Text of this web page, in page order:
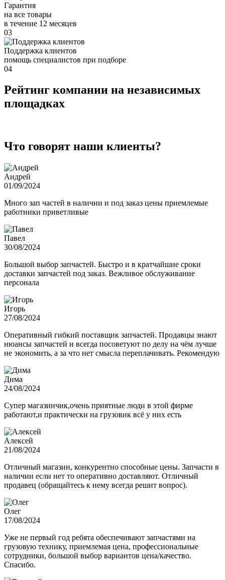
Гарантия
на все товары
в течение 12 месяцев
03
Поддержка клиентов
помощь специалистов при подборе
04
Рейтинг компании на независимых
площадках
Что говорят наши клиенты?
Андрей
01/09/2024
Много зап частей в наличии и под заказ цены приемлемые
работники приветливые
Павел
30/08/2024
Большой выбор запчастей. Быстро и в кратчайшие сроки
доставки запчастей под заказ. Вежливое обслуживание
персонала
Игорь
27/08/2024
Оперативный гибкий поставщик запчастей. Продавцы знают
нюансы запчастей и всегда посоветуют по делу на чём лучше
не экономить, а за что нет смысла переплачивать. Рекомендую
Дима
24/08/2024
Супер магазинчик,очень приятные люди в этой фирме
работают,и практически на грузовик всё у них есть
Алексей
21/08/2024
Отличный магазин, конкурентно способные цены. Запчасти в
наличии если нет то оперативно доставляют. Отличный
продавец (обращайтесь к нему всегда решит вопрос).
Олег
17/08/2024
Уже не первый год ребята обеспечивают запчастями на
грузовую технику, приемлемая цена, профессиональные
сотрудники, большой выбор вариантов цена/качество.
Спасибо.